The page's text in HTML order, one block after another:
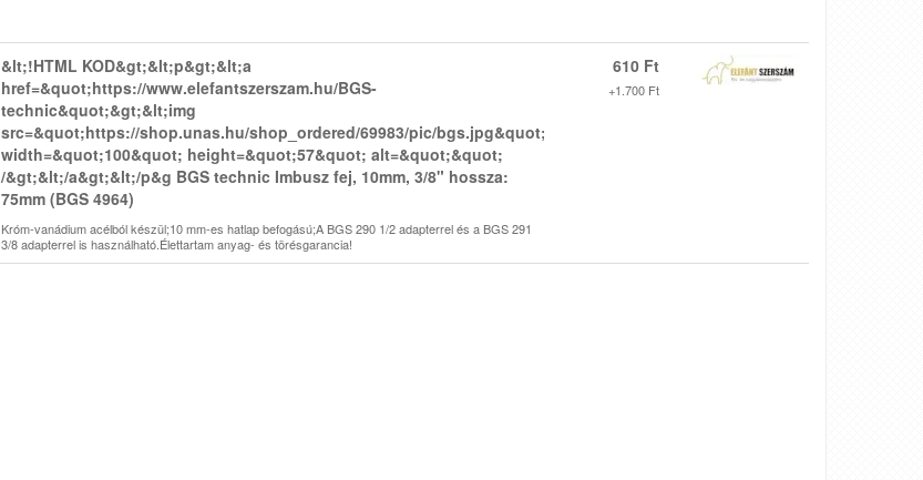
&lt;!HTML KOD&gt;&lt;p&gt;&lt;a
href=&quot;https://www.elefantszerszam.hu/BGS-
technic&quot;&gt;&lt;img
src=&quot;https://shop.unas.hu/shop_ordered/69983/pic/bgs.jpg&quot;
width=&quot;100&quot; height=&quot;57&quot; alt=&quot;&quot;
/&gt;&lt;/a&gt;&lt;/p&g BGS technic Imbusz fej, 10mm, 3/8" hossza:
75mm (BGS 4964)
Króm-vanádium acélból készül;10 mm-es hatlap befogású;A BGS 290 1/2 adapterrel és a BGS 291
3/8 adapterrel is használható.Élettartam anyag- és törésgarancia!
610 Ft
+1.700 Ft